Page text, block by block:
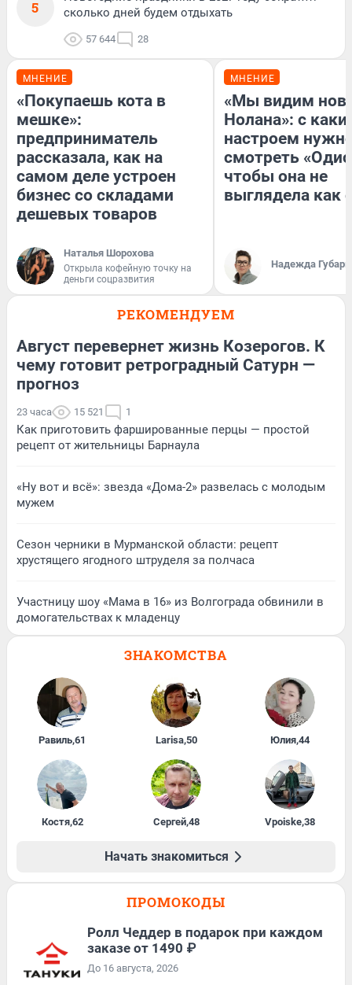
5
сколько дней будем отдыхать
57 644 28
МНЕНИЕ
«Покупаешь кота в
мешке»:
предприниматель
рассказала, как на
самом деле устроен
бизнес со складами
дешевых товаров
Наталья Шорохова
Открыла кофейную точку на
деньги соцразвития
МНЕНИЕ
«Мы видим
Нолана»: с
настроем
смотреть
чтобы она не
выглядела как
Надежда Губарь
РЕКОМЕНДУЕМ
Август перевернет жизнь Козерогов. К
чему готовит ретроградный Сатурн —
прогноз
23 часа 15 521 1
Как приготовить фаршированные перцы — простой
рецепт от жительницы Барнаула
«Ну вот и всё»: звезда «Дома-2» развелась с молодым
мужем
Сезон черники в Мурманской области: рецепт
хрустящего ягодного штруделя за полчаса
Участницу шоу «Мама в 16» из Волгограда обвинили в
домогательствах к младенцу
ЗНАКОМСТВА
Равиль,61 Larisa,50 Юлия,44
Костя,62 Сергей,48 Vpoiske,38
Начать знакомиться
ПРОМОКОДЫ
Ролл Чеддер в подарок при каждом
заказе от 1490 ₽
До 16 августа, 2026